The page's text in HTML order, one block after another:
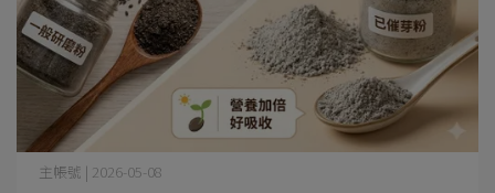
主帳號 | 2026-05-08